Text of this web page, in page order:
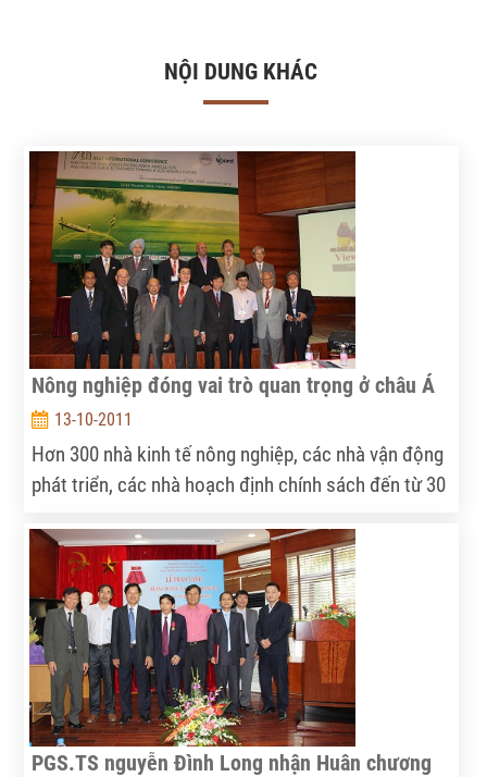
NỘI DUNG KHÁC
Nông nghiệp đóng vai trò quan trọng ở châu Á
13-10-2011
Hơn 300 nhà kinh tế nông nghiệp, các nhà vận động
phát triển, các nhà hoạch định chính sách đến từ 30
nghị quốc tế các nhà kinh tế nông nghiệp châu Á lần
thứ 7 (ASAE) diễn ra tại Hà Nội trong 3 ngày 13 đến
15/10.
PGS.TS nguyễn Đình Long nhận Huân chương